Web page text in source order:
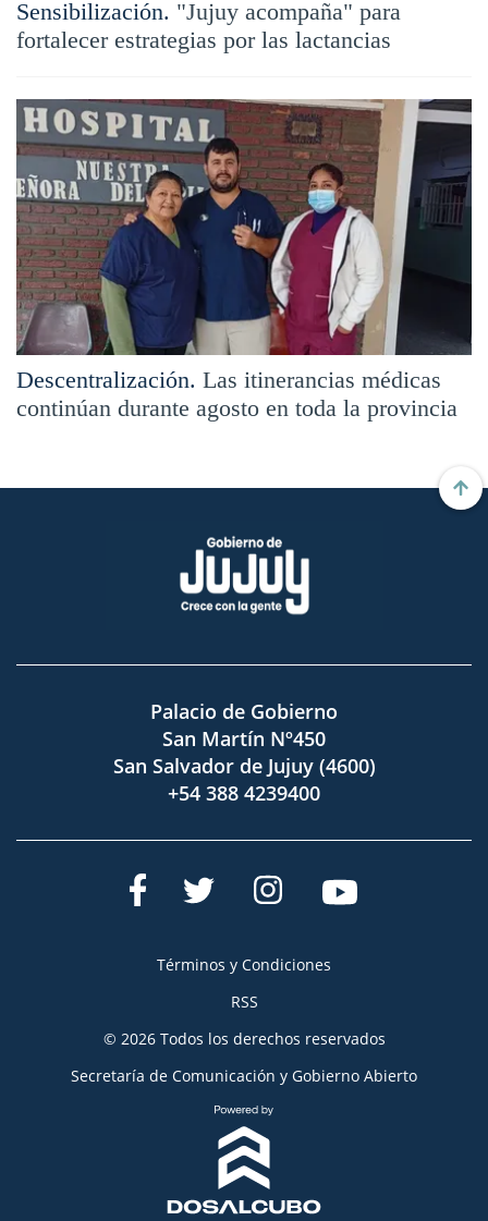
Sensibilización. "Jujuy acompaña" para
fortalecer estrategias por las lactancias
Descentralización. Las itinerancias médicas
continúan durante agosto en toda la provincia
Palacio de Gobierno
San Martín Nº450
San Salvador de Jujuy (4600)
+54 388 4239400
Términos y Condiciones
RSS
© 2026 Todos los derechos reservados
Secretaría de Comunicación y Gobierno Abierto